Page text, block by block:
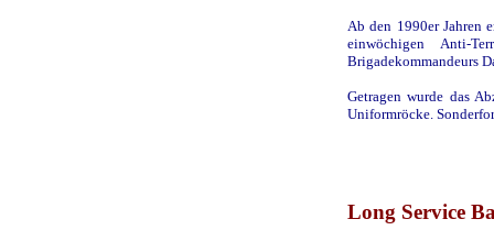
Ab den 1990er Jahren
einwöchigen Anti-
Brigadekommandeurs
Getragen wurde das
Uniformröcke.
Long Service